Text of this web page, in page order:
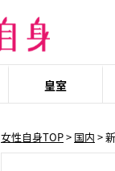
皇室
女性自身TOP> 国内 >